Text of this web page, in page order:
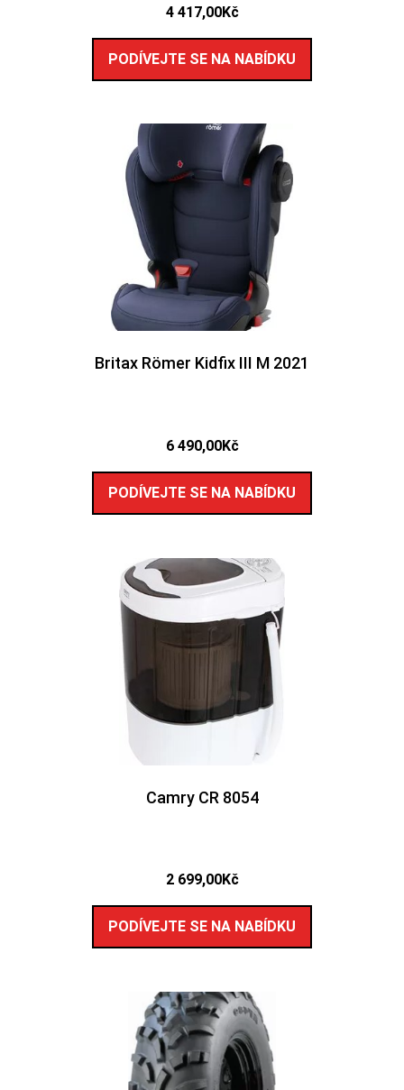
4 417,00Kč
PODÍVEJTE SE NA NABÍDKU
Britax Römer Kidfix III M 2021
6 490,00Kč
PODÍVEJTE SE NA NABÍDKU
Camry CR 8054
2 699,00Kč
PODÍVEJTE SE NA NABÍDKU